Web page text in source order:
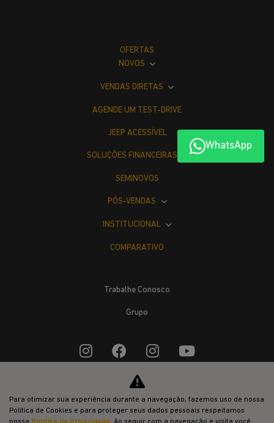
WhatsApp
OFERTAS
NOVOS
VENDAS DIRETAS
AGENDE UM TEST-DRIVE
JEEP ACESSÍVEL
SOLUÇÕES FINANCEIRAS
SEMINOVOS
PÓS-VENDAS
INSTITUCIONAL
COMPARATIVO
Trabalhe Conosco
Grupo
Desacelere. Seu bem maior é a vida.
Para otimizar sua experiência durante a navegação, fazemos uso de nossa
Política de Cookies e para proteger seus dados pessoais respeitamos